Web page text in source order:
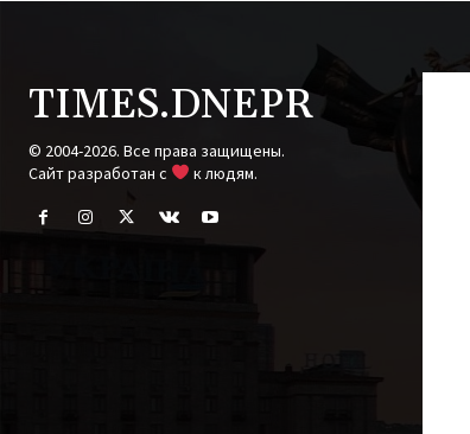
TIMES.DNEPR
© 2004-2026. Все права защищены.
Cайт разработан с
к людям.